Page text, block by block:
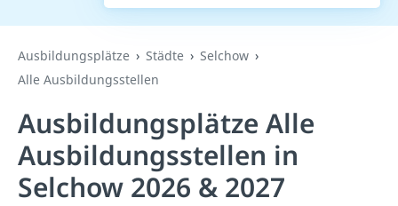
Ausbildungsplätze Städte
Selchow
Alle Ausbildungsstellen
Ausbildungsplätze Alle
Ausbildungsstellen in
Selchow 2026 & 2027